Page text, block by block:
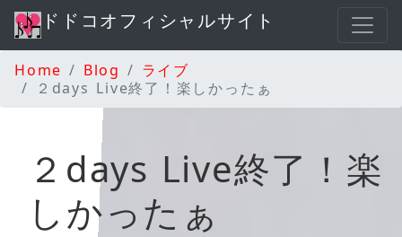
ドドコオフィシャルサイト
Home Blog
ライブ
２days Live終了！楽しかったぁ
２days Live終了！楽
しかったぁ